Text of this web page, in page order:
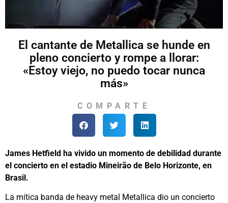
El cantante de Metallica se hunde en
pleno concierto y rompe a llorar:
«Estoy viejo, no puedo tocar nunca
más»
COMPARTE
James Hetfield ha vivido un momento de debilidad durante
el concierto en el estadio Mineirão de Belo Horizonte, en
Brasil.
La mítica banda de heavy metal Metallica dio un concierto